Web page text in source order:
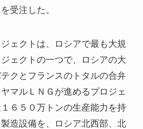
受注した。
ェクトは、ロシアで最も大規
ェクトの一つで、ロシアの大
クとフランスのトタルの合弁
マルＬＮＧが進めるプロジェ
６５０万トンの生産能力を持
造設備を、ロシア北西部、北